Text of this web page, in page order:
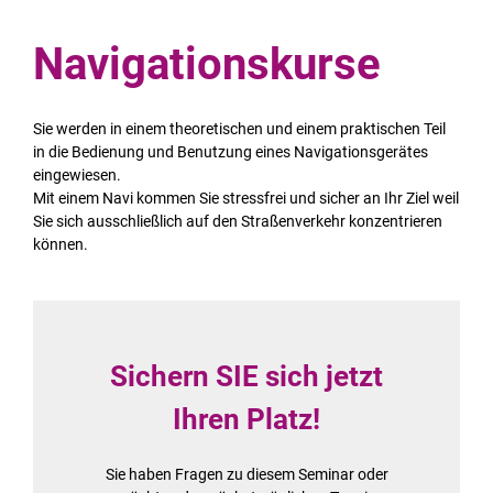
Navigationskurse
Sie werden in einem theoretischen und einem praktischen Teil
in die Bedienung und Benutzung eines Navigationsgerätes
eingewiesen.
Mit einem Navi kommen Sie stressfrei und sicher an Ihr Ziel weil
Sie sich ausschließlich auf den Straßenverkehr konzentrieren
können.
Sichern SIE sich jetzt
Ihren Platz!
Sie haben Fragen zu diesem Seminar oder